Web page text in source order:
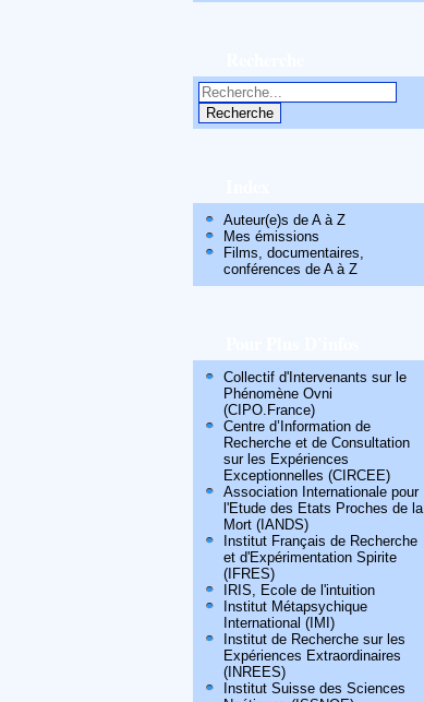
Auteur(e)s de A à Z
Mes émissions
Films, documentaires,
conférences de A à Z
Collectif d'Intervenants sur le
Phénomène Ovni
(CIPO.France)
Centre d’Information de
Recherche et de Consultation
sur les Expériences
Exceptionnelles (CIRCEE)
Association Internationale pour
l'Etude des Etats Proches de la
Mort (IANDS)
Institut Français de Recherche
et d'Expérimentation Spirite
(IFRES)
IRIS, Ecole de l'intuition
Institut Métapsychique
International (IMI)
Institut de Recherche sur les
Expériences Extraordinaires
(INREES)
Institut Suisse des Sciences